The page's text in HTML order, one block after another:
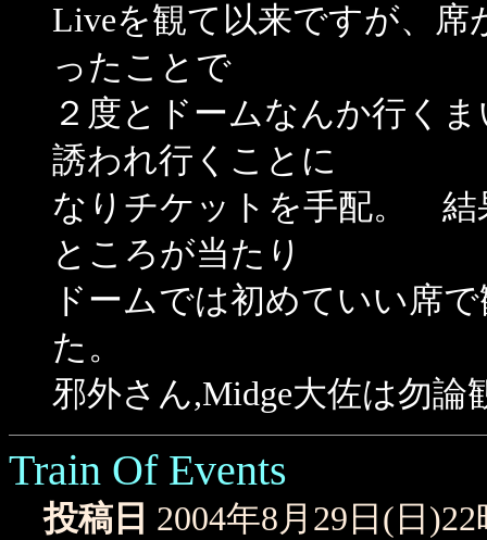
Liveを観て以来ですが、
ったことで
２度とドームなんか行く
誘われ行くことに
なりチケットを手配。 結
ところが当たり
ドームでは初めていい席
た。
邪外さん,Midge大佐は勿論
Train Of Events
投稿日 2004年8月29日(日